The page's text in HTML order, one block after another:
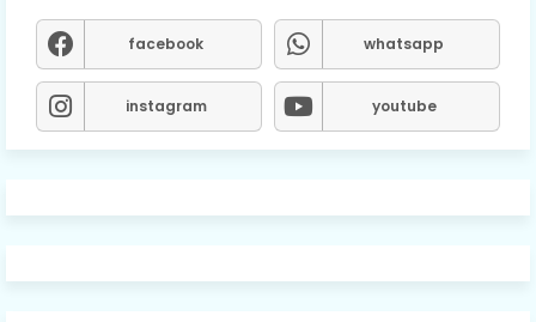
facebook whatsapp
instagram youtube